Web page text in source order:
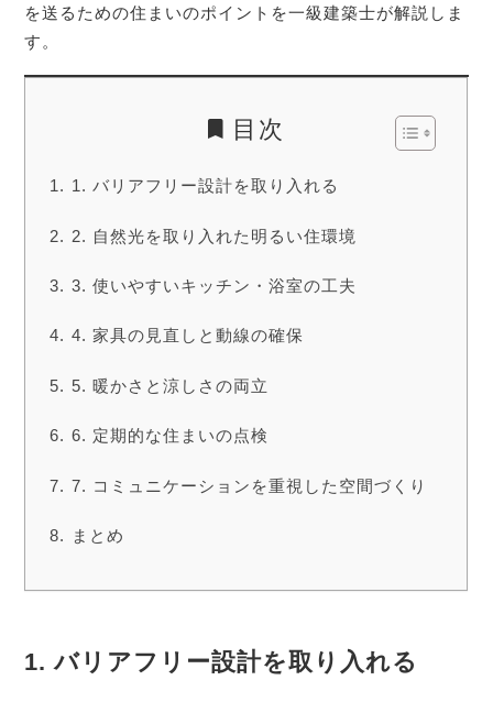
を送るための住まいのポイントを一級建築士が解説しま
す。
目次
1. バリアフリー設計を取り入れる
2. 自然光を取り入れた明るい住環境
3. 使いやすいキッチン・浴室の工夫
4. 家具の見直しと動線の確保
5. 暖かさと涼しさの両立
6. 定期的な住まいの点検
7. コミュニケーションを重視した空間づくり
まとめ
1.バリアフリー設計を取り入れる